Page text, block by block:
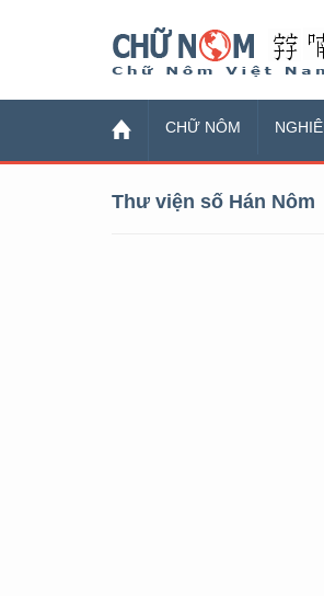
CHỮ NÔM
Thư viện số Hán Nôm